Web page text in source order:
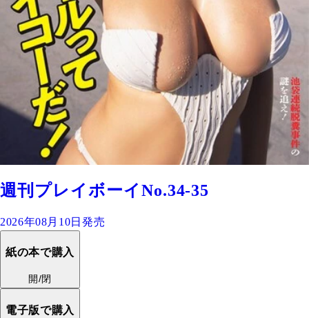
週刊プレイボーイNo.34-35
2026年08月10日発売
紙の本で購入
開/閉
電子版で購入